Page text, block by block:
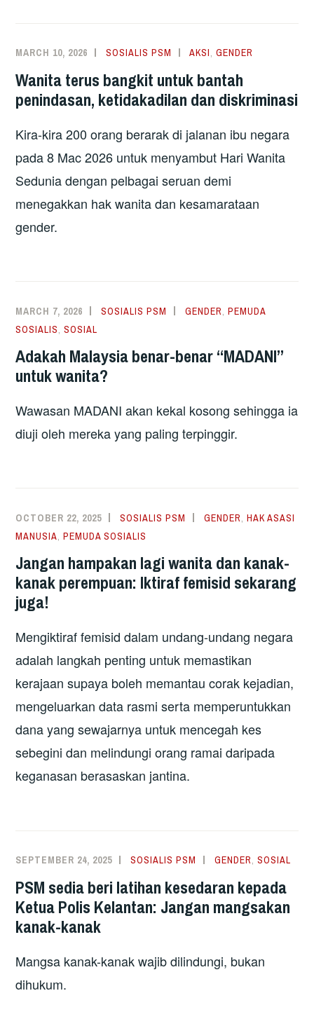
MARCH 10, 2026 SOSIALIS PSM AKSI,GENDER
Wanita terus bangkit untuk bantah
penindasan, ketidakadilan dan diskriminasi
Kira-kira 200 orang berarak di jalanan ibu negara
pada 8 Mac 2026 untuk menyambut Hari Wanita
Sedunia dengan pelbagai seruan demi
menegakkan hak wanita dan kesamarataan
gender.
MARCH 7, 2026 SOSIALIS PSM GENDER,PEMUDA
SOSIALIS,SOSIAL
Adakah Malaysia benar-benar “MADANI”
untuk wanita?
Wawasan MADANI akan kekal kosong sehingga ia
diuji oleh mereka yang paling terpinggir.
OCTOBER 22, 2025 SOSIALIS PSM GENDER,HAK ASASI
MANUSIA,PEMUDA SOSIALIS
Jangan hampakan lagi wanita dan kanak-
kanak perempuan: Iktiraf femisid sekarang
juga!
Mengiktiraf femisid dalam undang-undang negara
adalah langkah penting untuk memastikan
kerajaan supaya boleh memantau corak kejadian,
mengeluarkan data rasmi serta memperuntukkan
dana yang sewajarnya untuk mencegah kes
sebegini dan melindungi orang ramai daripada
keganasan berasaskan jantina.
SEPTEMBER 24, 2025 SOSIALIS PSM GENDER,SOSIAL
PSM sedia beri latihan kesedaran kepada
Ketua Polis Kelantan: Jangan mangsakan
kanak-kanak
Mangsa kanak-kanak wajib dilindungi, bukan
dihukum.